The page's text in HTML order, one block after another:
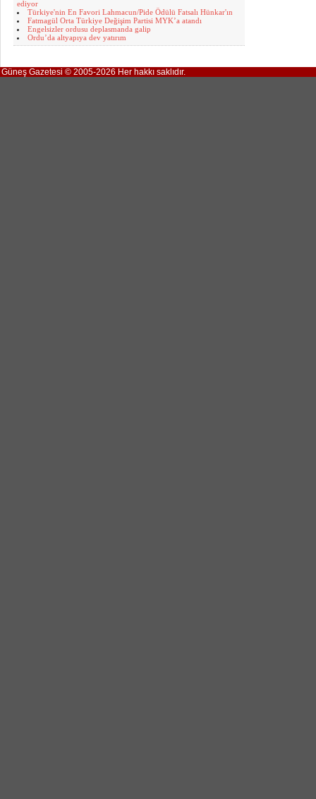
ediyor
Türkiye'nin En Favori Lahmacun/Pide Ödülü Fatsalı Hünkar'ın
Fatmagül Orta Türkiye Değişim Partisi MYK’a atandı
Engelsizler ordusu deplasmanda galip
Ordu’da altyapıya dev yatırım
Güneş Gazetesi © 2005-2026 Her hakkı saklıdır.